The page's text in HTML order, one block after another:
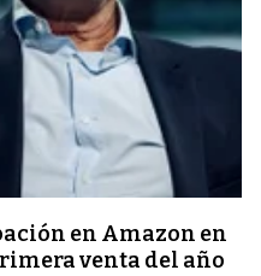
en Amazon en
venta del año